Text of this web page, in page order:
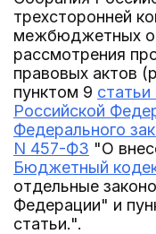
трехсторонней
межбюджетных
рассмотрения
правовых актов
пунктом 9
Российской
Федерального
N 457-ФЗ "О
Бюджетный
отдельные
Федерации" и
статьи.".